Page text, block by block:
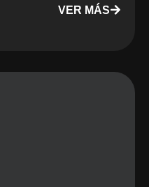
VER MÁS